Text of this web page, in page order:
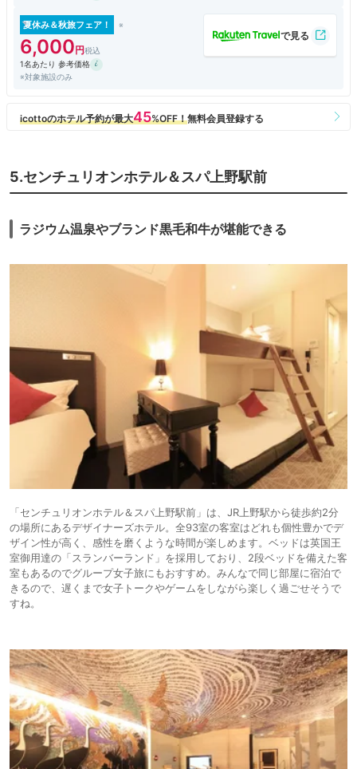
夏休み＆秋旅フェア！
6,000
1名あたり 参考価格
※対象施設のみ
5.センチュリオンホテル＆スパ上野駅前
ラジウム温泉やブランド黒毛和牛が堪能できる
「センチュリオンホテル＆スパ上野駅前」は、JR上野駅から徒歩約2分
の場所にあるデザイナーズホテル。全93室の客室はどれも個性豊かでデ
ザイン性が高く、感性を磨くような時間が楽しめます。ベッドは英国王
室御用達の「スランバーランド」を採用しており、2段ベッドを備えた客
室もあるのでグループ女子旅にもおすすめ。みんなで同じ部屋に宿泊で
きるので、遅くまで女子トークやゲームをしながら楽しく過ごせそうで
すね。